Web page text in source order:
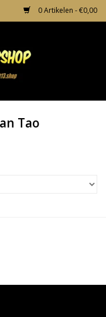
0 Artikelen - €0,00
Tao